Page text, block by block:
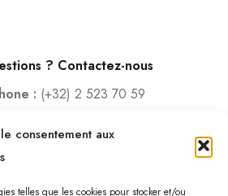
consentement aux
telles que les cookies pour stocker et/ou
? Contactez-nous
: (+32) 2 523 70 59
Deux Gares 6, 1070 Bruxelles